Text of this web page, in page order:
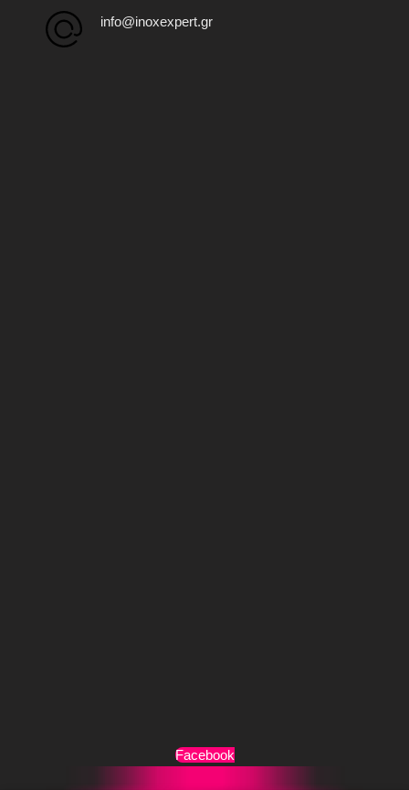
info@inoxexpert.gr
Facebook